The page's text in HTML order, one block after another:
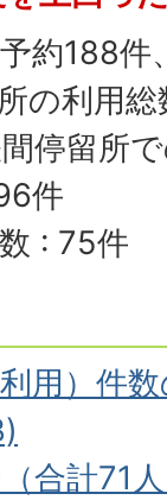
約188件
の利用
停留所
件
: 75件
用）件
合計71